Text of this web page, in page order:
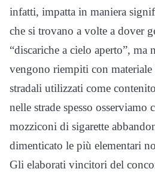
infatti, impatta in maniera
che si trovano a volte a dover
“discariche a cielo aperto”, ma
vengono riempiti con
stradali utilizzati come
nelle strade spesso osserviamo
mozziconi di sigarette
dimenticato le più elementari
Gli elaborati vincitori del